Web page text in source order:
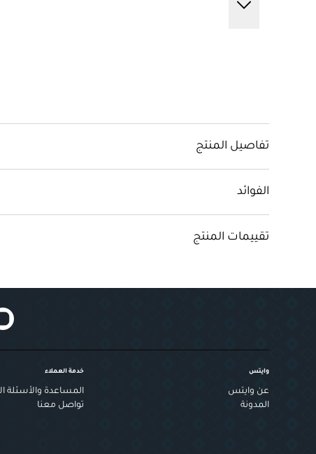
تفاصيل المنتج
الفوائد
تقييمات المنتج
وايتس
عن وايتس
المدونة
خدمة العملاء
المساعدة والأسئلة
تواصل معنا